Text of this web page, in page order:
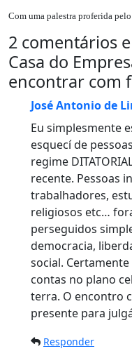
Com uma palestra proferida
2 comentários
Casa do
encontrar com
José Antonio de
Eu simplesmente
esquecí de
regime
recente. Pessoas
trabalhadores,
religiosos etc…
perseguidos
democracia,
social.
contas no plano
terra. O encontro
presente para
Responder